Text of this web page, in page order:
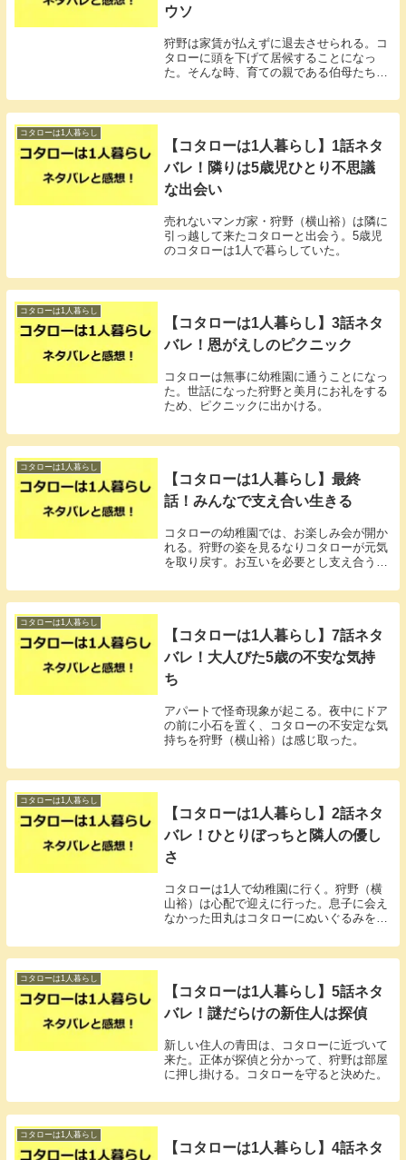
ウソ
狩野は家賃が払えずに退去させられる。コ
タローに頭を下げて居候することになっ
た。そんな時、育ての親である伯母たちが
コタローは1人暮らし
【コタローは1人暮らし】1話ネタ
バレ！隣りは5歳児ひとり不思議
な出会い
売れないマンガ家・狩野（横山裕）は隣に
引っ越して来たコタローと出会う。5歳児
のコタローは1人で暮らしていた。
コタローは1人暮らし
【コタローは1人暮らし】3話ネタ
バレ！恩がえしのピクニック
コタローは無事に幼稚園に通うことになっ
た。世話になった狩野と美月にお礼をする
ため、ピクニックに出かける。
コタローは1人暮らし
【コタローは1人暮らし】最終
話！みんなで支え合い生きる
コタローの幼稚園では、お楽しみ会が開か
れる。狩野の姿を見るなりコタローが元気
を取り戻す。お互いを必要とし支え合う2
コタローは1人暮らし
【コタローは1人暮らし】7話ネタ
バレ！大人びた5歳の不安な気持
ち
アパートで怪奇現象が起こる。夜中にドア
の前に小石を置く、コタローの不安定な気
持ちを狩野（横山裕）は感じ取った。
コタローは1人暮らし
【コタローは1人暮らし】2話ネタ
バレ！ひとりぼっちと隣人の優し
さ
コタローは1人で幼稚園に行く。狩野（横
山裕）は心配で迎えに行った。息子に会え
なかった田丸はコタローにぬいぐるみをプ
コタローは1人暮らし
【コタローは1人暮らし】5話ネタ
バレ！謎だらけの新住人は探偵
新しい住人の青田は、コタローに近づいて
来た。正体が探偵と分かって、狩野は部屋
に押し掛ける。コタローを守ると決めた。
コタローは1人暮らし
【コタローは1人暮らし】4話ネタ